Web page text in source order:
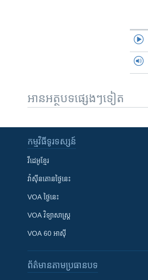
អានអត្ថបទផ្សេងៗទៀត
កម្មវិធី​ទូរទស្សន៍
វីដេអូ​ខ្មែរ
វ៉ាស៊ីនតោន​ថ្ងៃ​នេះ
VOA ថ្ងៃនេះ
VOA ​វិទ្យាសាស្ត្រ
VOA 60 អាស៊ី
ព័ត៌មាន​តាមប្រធានបទ​